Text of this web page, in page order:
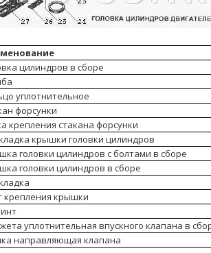
цилиндров в сборе
уплотнительное
форсунки
крепления стакана форсунки
крышки головки цилиндров
головки цилиндров с болтами в сборе
головки цилиндров в сборе
крепления крышки
уплотнительная впускного клапана в
направляющая клапана